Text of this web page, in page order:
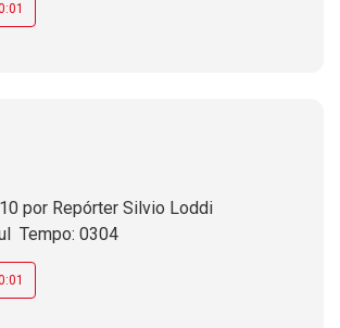
por Repórter Silvio Loddi 
Tempo: 0304